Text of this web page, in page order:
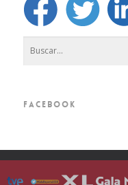
FACEBOOK